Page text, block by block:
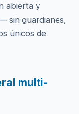
abierta y
sin guardianes,
únicos de
multi-